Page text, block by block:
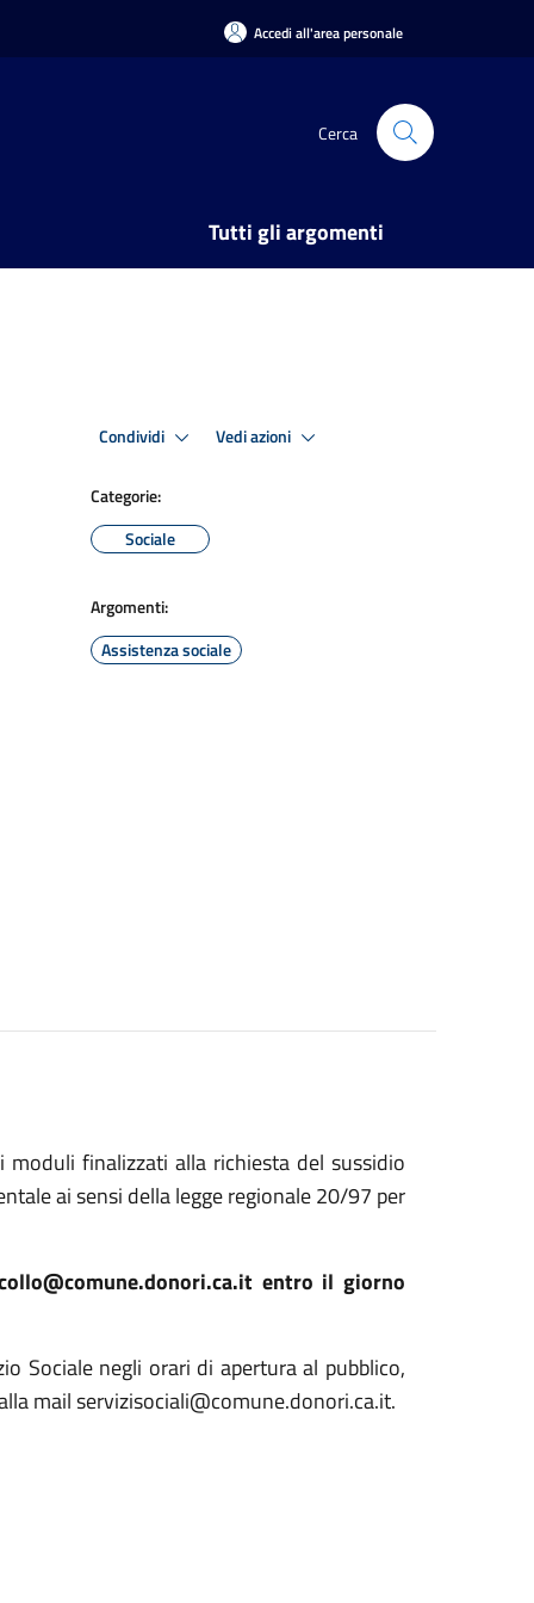
Accedi all'area personale
Cerca
Tutti gli argomenti
Condividi Vedi azioni
Categorie:
Sociale
Argomenti:
Assistenza sociale
finalizzati alla richiesta del sussidio
ai sensi della legge regionale 20/97 per
entro il giorno
Sociale negli orari di apertura al pubblico,
mail servizisociali@comune.donori.ca.it.